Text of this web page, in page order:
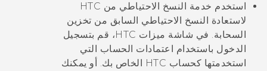
استخدم خدمة النسخ الاحتياطي من HTC
لاستعادة النسخ الاحتياطي السابق من تخزين
السحابة. في شاشة ميزات HTC
، قم بتسجيل
الدخول باستخدام اعتمادات الحساب التي
استخدمتها كحساب HTC الخاص بك. أو يمكنك